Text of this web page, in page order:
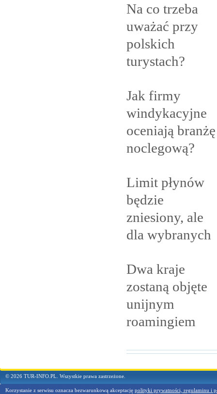
Na co trzeba
uważać przy
polskich
turystach?
Jak firmy
windykacyjne
oceniają branżę
noclegową?
Limit płynów
będzie
zniesiony, ale
dla wybranych
Dwa kraje
zostaną objęte
unijnym
roamingiem
© 2026 TUR-INFO.PL. Wszystkie prawa zastrzeżone.
Korzystanie z serwisu oznacza bezwarunkową akceptację polityki prywatności, regulaminu i